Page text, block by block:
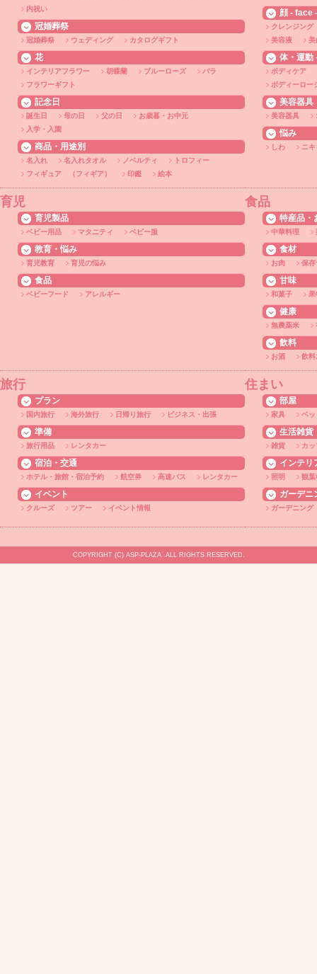
内祝い
冠婚葬祭
冠婚葬祭 ウェディング カタログギフト
花
インテリアフラワー 胡蝶蘭 ブルーローズ
バラ
フラワーギフト
記念日
誕生日 母の日 父の日
お歳暮・お中元
入学・入園
商品・用途別
名入れ 名入れタオル ノベルティ
トロフィー
フィギュア （フィギア）
印鑑 絵本
顔 - face -
クレンジング
美容液
美
体・運動
ボディケア
ボディーロー
美容器具
美容器具
悩み
しわ ニ
育児
育児製品
ベビー用品 マタニティ ベビー服
教育・悩み
育児教育 育児の悩み
食品
ベビーフード アレルギー
食品
特産品・
中華料理
食材
お肉 保存
甘味
和菓子 果
健康
無農薬米
飲料
お酒 飲料
旅行
プラン
国内旅行 海外旅行 日帰り旅行 ビジネス・出張
準備
旅行用品 レンタカー
宿泊・交通
ホテル・旅館・宿泊予約 航空券 高速バス レンタカー
イベント
クルーズ ツアー イベント情報
住まい
部屋
家具 ベッ
生活雑貨
雑貨 カッ
インテリ
照明 観葉
ガーデニ
ガーデニング
COPYRIGHT (C) ASP-PLAZA .ALL RIGHTS RESERVED.